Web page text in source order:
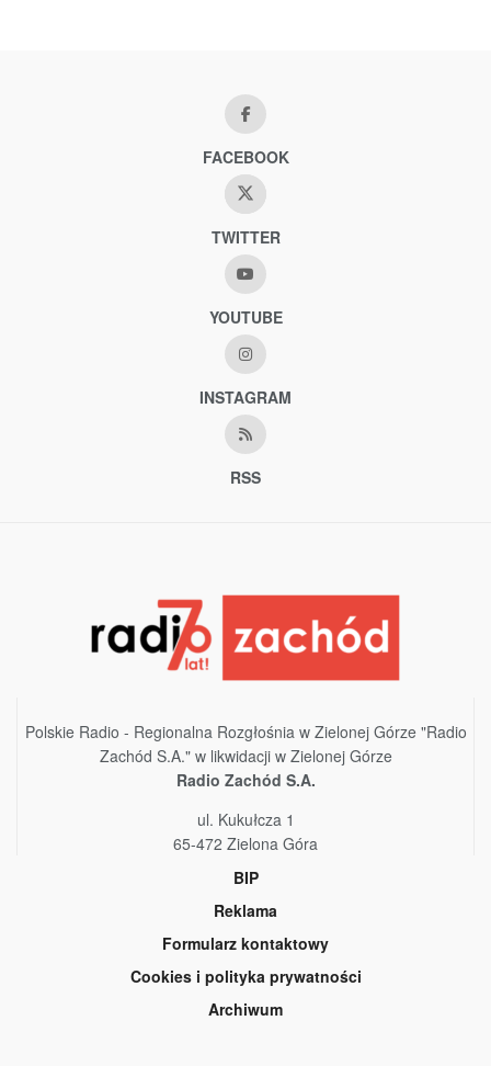
FACEBOOK
TWITTER
YOUTUBE
INSTAGRAM
RSS
Polskie Radio - Regionalna Rozgłośnia w Zielonej Górze "Radio
Zachód S.A." w likwidacji w Zielonej Górze
Radio Zachód S.A.
ul. Kukułcza 1
65-472 Zielona Góra
BIP
Reklama
Formularz kontaktowy
Cookies i polityka prywatności
Archiwum